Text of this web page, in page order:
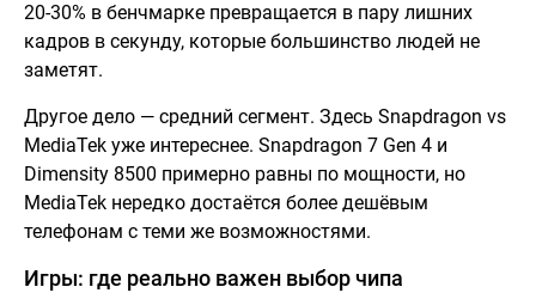
20-30% в бенчмарке превращается в пару лишних
кадров в секунду, которые большинство людей не
заметят.
Другое дело — средний сегмент. Здесь Snapdragon vs
MediaTek уже интереснее. Snapdragon 7 Gen 4 и
Dimensity 8500 примерно равны по мощности, но
MediaTek нередко достаётся более дешёвым
телефонам с теми же возможностями.
Игры: где реально важен выбор чипа